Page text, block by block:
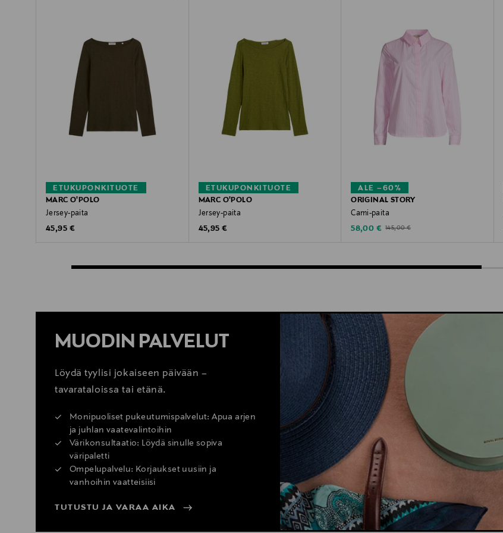
ETUKUPONKITUOTE
MARC O'POLO
Jersey-paita
Original Price
45,95 €
ETUKUPONKITUOTE
MARC O'POLO
Jersey-paita
Original Price
45,95 €
ALE –60%
ORIGINAL STORY
Cami-paita
Discounted Price
58,00 € Original Price
145,00 €
MUODIN PALVELUT
Löydä tyylisi jokaiseen päivään –
tavarataloissa tai etänä.
Monipuoliset pukeutumispalvelut: Apua arjen
ja juhlan vaatevalintoihin
Värikonsultaatio: Löydä sinulle sopiva
väripaletti
Ompelupalvelu: Korjaukset uusiin ja
vanhoihin vaatteisiisi
TUTUSTU JA VARAA AIKA